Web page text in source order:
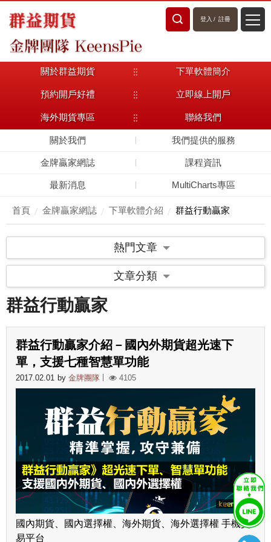
登入 / 註冊
關於群益期貨 下單軟體簡介
預約開戶好禮 立即線上開戶
海外期貨專區 聯絡我們
關於我們 我們提供的服務
金牌贏家網誌 課程資訊
最新消息 MultiCharts專區
首頁 金牌贏家網誌 下單軟體介紹 群益行動贏家
熱門文章
文章分類
群益行動贏家
群益行動贏家介紹－國內外期貨超光速下
單，支援七種智慧單功能
2017.02.01 by 金牌團隊 4105
國內期貨、國內選擇權、海外期貨、海外選擇權 手機交
易平台